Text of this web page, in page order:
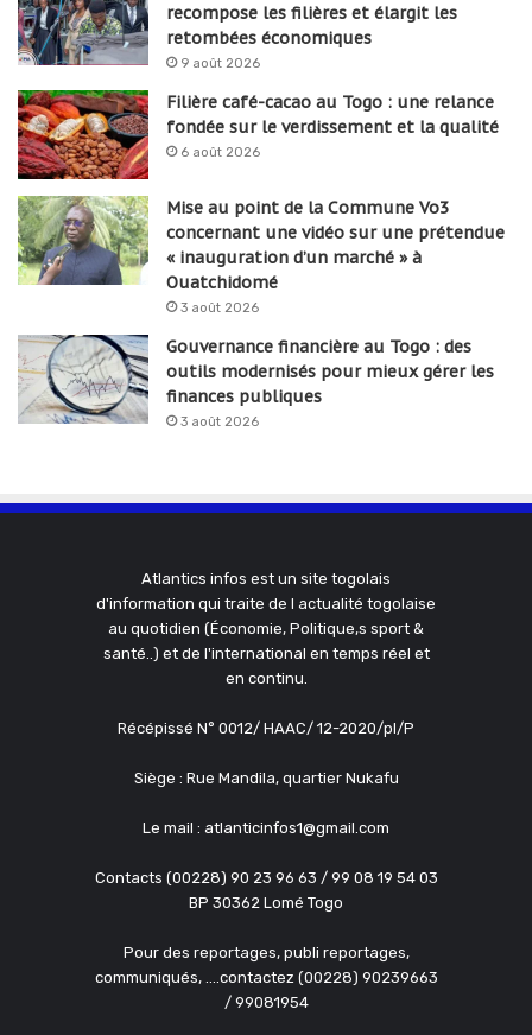
recompose les filières et élargit les
retombées économiques
9 août 2026
Filière café-cacao au Togo : une relance
fondée sur le verdissement et la qualité
6 août 2026
Mise au point de la Commune Vo3
concernant une vidéo sur une prétendue
« inauguration d’un marché » à
Ouatchidomé
3 août 2026
Gouvernance financière au Togo : des
outils modernisés pour mieux gérer les
finances publiques
3 août 2026
Atlantics infos est un site togolais
d'information qui traite de l actualité togolaise
au quotidien (Économie, Politique,s sport &
santé..) et de l'international en temps réel et
en continu.
Récépissé N° 0012/ HAAC/ 12-2020/pl/P
Siège : Rue Mandila, quartier Nukafu
Le mail : atlanticinfos1@gmail.com
Contacts (00228) 90 23 96 63 / 99 08 19 54 03
BP 30362 Lomé Togo
Pour des reportages, publi reportages,
communiqués, ....contactez (00228) 90239663
/ 99081954